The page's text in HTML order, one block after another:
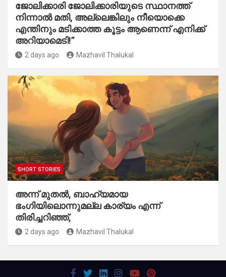
ജോലിക്കാരി ജോലിക്കാരിയുടെ സ്ഥാനത്ത്
നിന്നാൽ മതി, അല്ലെങ്കിലും നീയൊക്കെ
എന്തിനും മടിക്കാത്ത കൂട്ടം ആണെന്ന് എനിക്ക്
അറിയാമെടി!”
2 days ago Mazhavil Thalukal
SHORT STORIES
​അന്ന് മുതൽ, ബാഹ്യമായ
ഭംഗിയിലൊന്നുമല്ല കാര്യം എന്ന്
തിരിച്ചറിഞ്ഞ്,
2 days ago Mazhavil Thalukal